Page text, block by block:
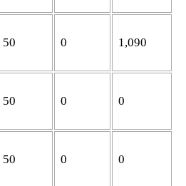
50 0 1,090
50 0 0
50 0 0